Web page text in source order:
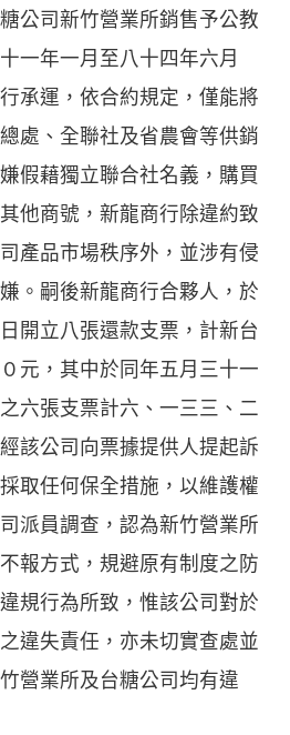
司新竹營業所銷售予公教
一年一月至八十四年六月
承運，依合約規定，僅能將
處、全聯社及省農會等供銷
假藉獨立聯合社名義，購買
他商號，新龍商行除違約致
產品市場秩序外，並涉有侵
。嗣後新龍商行合夥人，於
開立八張還款支票，計新台
元，其中於同年五月三十一
六張支票計六、一三三、二
該公司向票據提供人提起訴
取任何保全措施，以維護權
派員調查，認為新竹營業所
報方式，規避原有制度之防
規行為所致，惟該公司對於
違失責任，亦未切實查處並
營業所及台糖公司均有違